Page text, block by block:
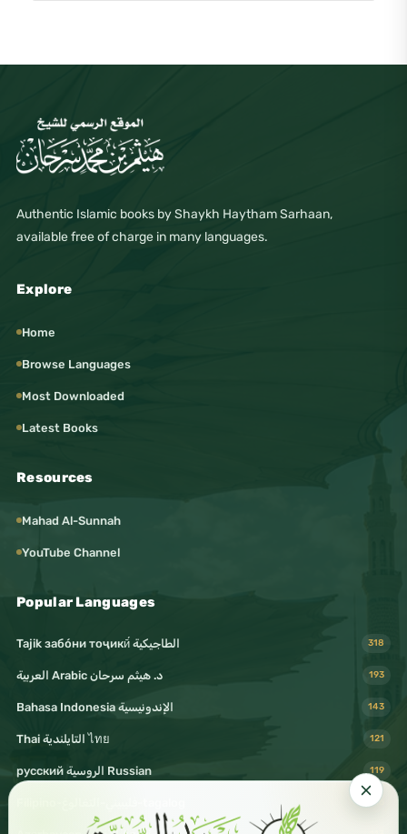
Authentic Islamic books by Shaykh Haytham Sarhaan,
available free of charge in many languages.
Explore
Home
Browse Languages
Most Downloaded
Latest Books
Resources
Mahad Al-Sunnah
YouTube Channel
Popular Languages
Tajik забо́ни тоҷикӣ́ الطاجيكية 318
د. هيثم سرحان Arabic العربية 193
Bahasa Indonesia الإندونيسية 143
Thai التايلندية ไทย 121
русский الروسية Russian 119
116